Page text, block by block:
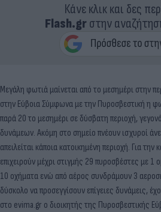
Κάνε κλικ και δες
Flash.grστην
Μεγάλη φωτιά μαίνεται από το μεσημέρι στην
στην Εύβοια Σύμφωνα με την Πυροσβεστική η
παρά 20 το μεσημέρι σε δύσβατη περιοχή,
δυνάμεων. Ακόμη στο σημείο πνέουν ισχυροί
απειλείται κάποια κατοικημένη περιοχή. Για
επιχειρούν μέχρι στιγμής 29 πυροσβέστες με
10 οχήματα ενώ από αέρος συνδράμουν 3
δύσκολο να προσεγγίσουν επίγειες δυνάμεις,
στο evima.gr ο διοικητής της Πυροσβεστικής